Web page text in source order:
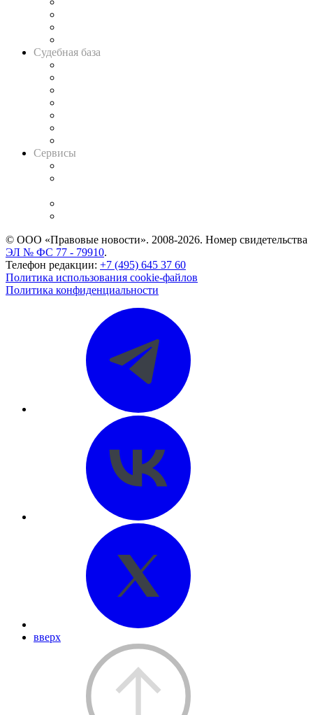
Судебная база
Сервисы
© ООО «Правовые новости». 2008-2026. Номер свидетельства
ЭЛ № ФС 77 - 79910.
Телефон редакции: +7 (495) 645 37 60
Политика использования cookie-файлов
Политика конфиденциальности
вверх